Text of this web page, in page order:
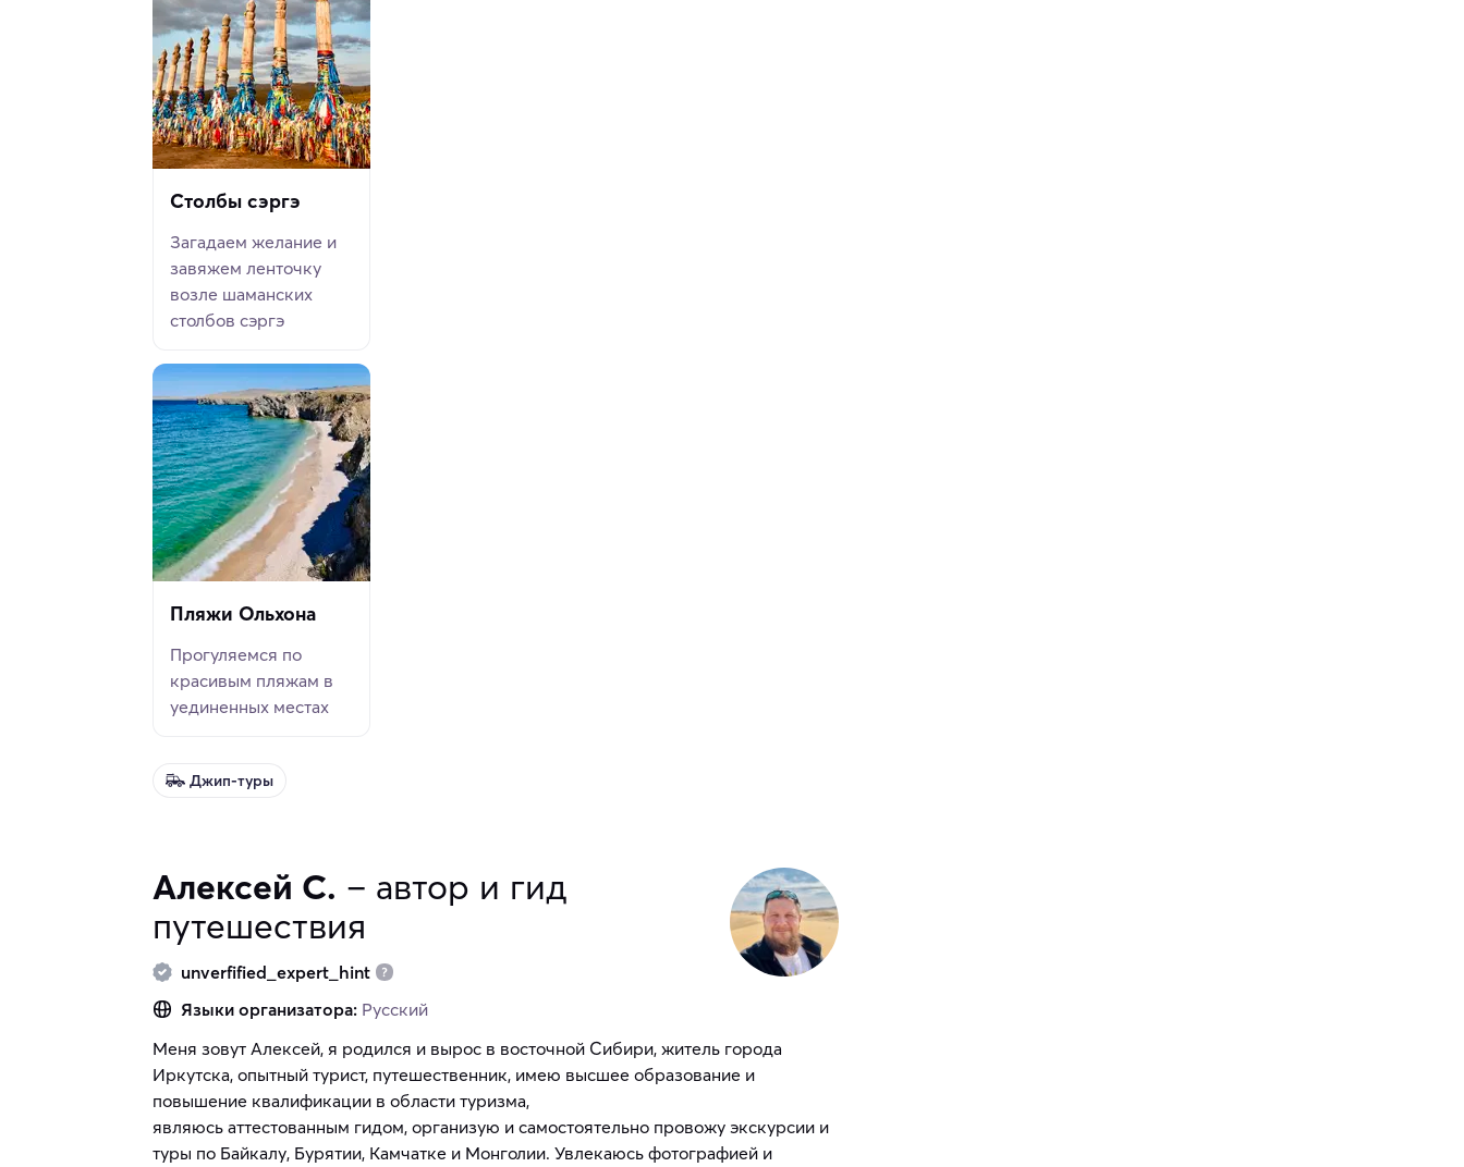
Столбы сэргэ
Загадаем желание и
завяжем ленточку
возле шаманских
столбов сэргэ
Пляжи Ольхона
Прогуляемся по
красивым пляжам в
уединенных местах
Джип-туры
Алексей С. – автор и гид
путешествия
unverfified_expert_hint
Языки организатора: Русский
Меня зовут Алексей, я родился и вырос в восточной Сибири, житель города
Иркутска, опытный турист, путешественник, имею высшее образование и
повышение квалификации в области туризма,
являюсь аттестованным гидом, организую и самостоятельно провожу экскурсии и
туры по Байкалу, Бурятии, Камчатке и Монголии. Увлекаюсь фотографией и